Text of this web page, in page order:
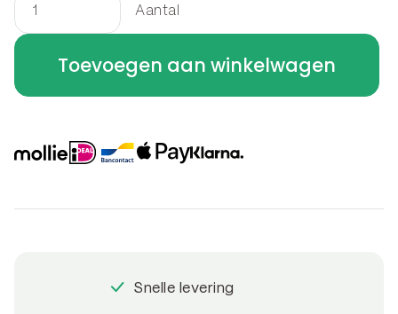
Border
vierkant
x
x
Aantal
Toevoegen aan winkelwagen
Snelle levering